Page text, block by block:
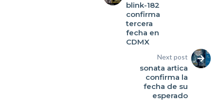
blink-182
confirma
tercera
fecha en
CDMX
Next post
sonata artica
confirma la
fecha de su
esperado